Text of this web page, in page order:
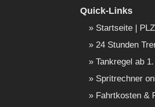
Quick-Links
Startseite |
24 Stunden
Tankregel ab
Spritrechner
Fahrtkosten &